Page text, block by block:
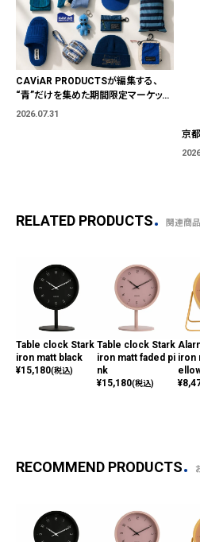
CAViAR PRODUCTSが編集する、
“青”だけを集めた期間限定マーケット
「BLUE MARKET」が横浜に。ブランド
2026.07.31
京都
RELATED PRODUCTS 関連商品
Table clock Stark
iron matt black
¥15,180(税込)
Table clock Stark
iron matt faded pi
nk
¥15,180(税込)
iron
¥
RECOMMEND PRODUCTS